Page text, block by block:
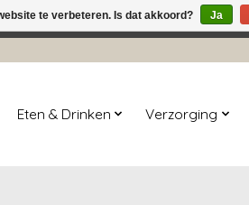
Eten & Drinken Verzorging
te verbeteren. Is dat akkoord? Ja
Eventueel geplaatste orders